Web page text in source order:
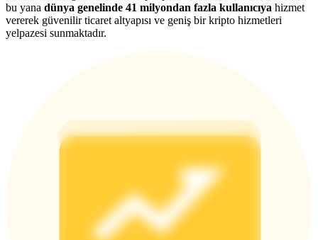
BTC Welcome Rewards
Deposit & Trade BTC to Share 25000 USDT prize pool!
Deposit CASHCAT & Win
Share 500000 CASHCAT prize pool
bu yana dünya genelinde 41 milyondan fazla kullanıcıya hizmet
vererek güvenilir ticaret altyapısı ve geniş bir kripto hizmetleri
yelpazesi sunmaktadır.